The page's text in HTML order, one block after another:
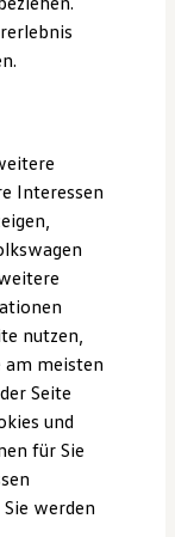
Zeit, --:--
Interessen
nutzen,
am meisten
Seite
und
für Sie
werden